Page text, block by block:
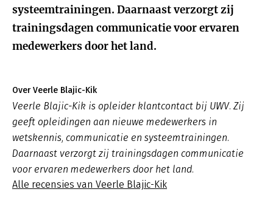
systeemtrainingen. Daarnaast verzorgt zij
trainingsdagen communicatie voor ervaren
medewerkers door het land.
Over Veerle Blajic-Kik
Veerle Blajic-Kik is opleider klantcontact bij UWV. Zij
geeft opleidingen aan nieuwe medewerkers in
wetskennis, communicatie en systeemtrainingen.
Daarnaast verzorgt zij trainingsdagen communicatie
voor ervaren medewerkers door het land.
Alle recensies van Veerle Blajic-Kik